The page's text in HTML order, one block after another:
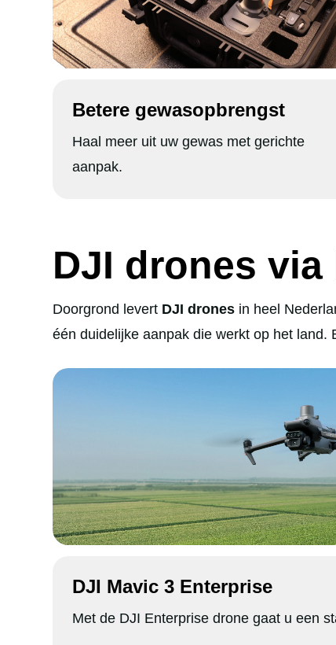
Betere gewasopbrengst
Haal meer uit uw gewas met gerichte
aanpak.
DJI drones
Doorgrond levert DJI drones in heel
één duidelijke aanpak die werkt op het
DJI Mavic 3 Enterprise
Met de DJI Enterprise drone gaat u een